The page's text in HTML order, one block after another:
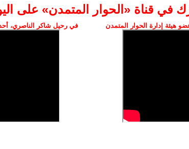
في قناة ‫«الحوار المتمدن» على
هيئة إدارة الحوار المتمدن في رحيل شاكر الناصري،